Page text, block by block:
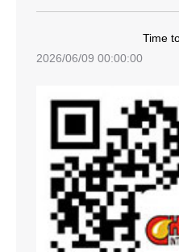
Time
2026/06/09 00:00:00